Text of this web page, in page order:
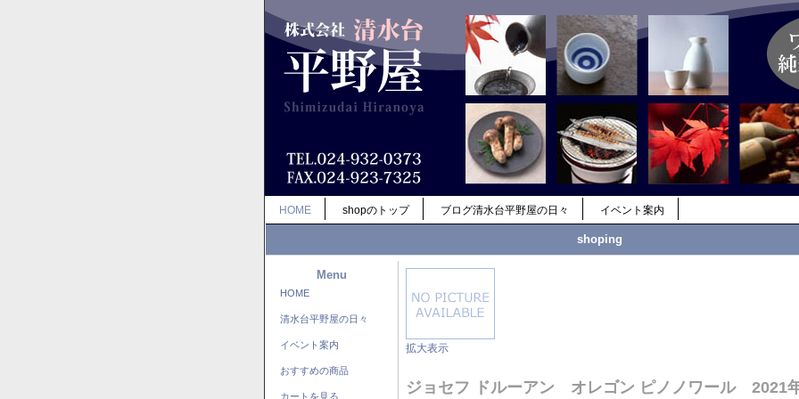
HOME shopのトップ ブログ清水台平野屋の日々 イベント案内
shoping
Menu
HOME
清水台平野屋の日々
イベント案内
おすすめの商品
カートを見る
拡大表示
ジョセフ ドルーアン オレゴン ピノノワール 2021